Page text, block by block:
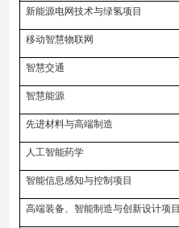
新能源电网技术与绿氢项目
移动智慧物联网
智慧交通
智慧能源
先进材料与高端制造
人工智能药学
智能信息感知与控制项目
高端装备、智能制造与创新设计项目